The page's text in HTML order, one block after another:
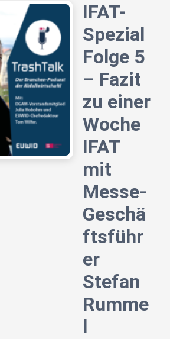
IFAT-
Spezial
Folge 5
– Fazit
zu einer
Woche
IFAT
mit
Messe-
Geschä
ftsführ
er
Stefan
Rumme
l